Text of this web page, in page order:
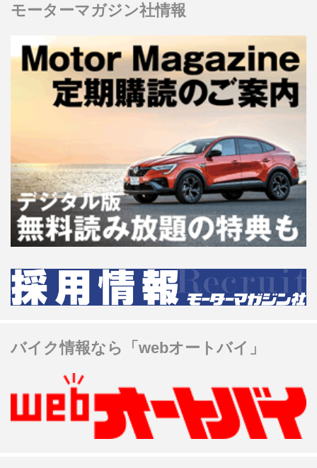
モーターマガジン社情報
バイク情報なら「webオートバイ」